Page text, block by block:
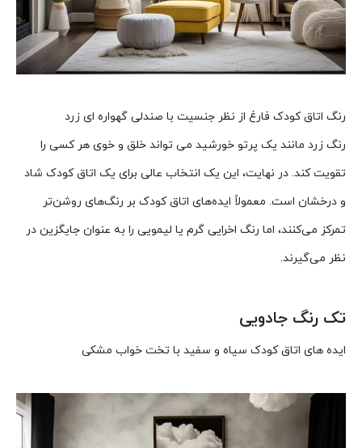
رنگ اتاق کودک فارغ از نظر جنسیت با صندلی گهواره ای زرد
رنگ زرد مانند یک پرتو خورشید می تواند خلق و خوی هر کسی را
تقویت کند. در نهایت، این یک انتخاب عالی برای یک اتاق کودک شاد
و درخشان است. معمولاً ایده‌های اتاق کودک بر رنگ‌های روشن‌تر
تمرکز می‌کنند، اما رنگ اخرایی گرم یا لیمویی را به عنوان جایگزین در
نظر می‌گیرند.
تک رنگ جادویی
ایده های اتاق کودک سیاه و سفید با تخت خواب مشکی